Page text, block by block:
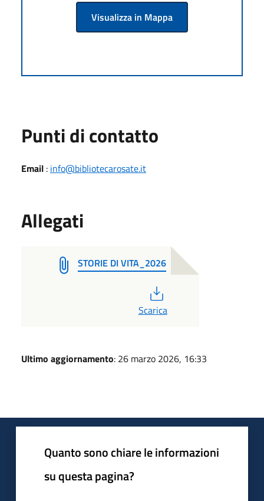
Visualizza in Mappa
Punti di contatto
Email : info@bibliotecarosate.it
Allegati
STORIE DI VITA_2026
Scarica
Ultimo aggiornamento: 26 marzo 2026, 16:33
Quanto sono chiare le informazioni
su questa pagina?